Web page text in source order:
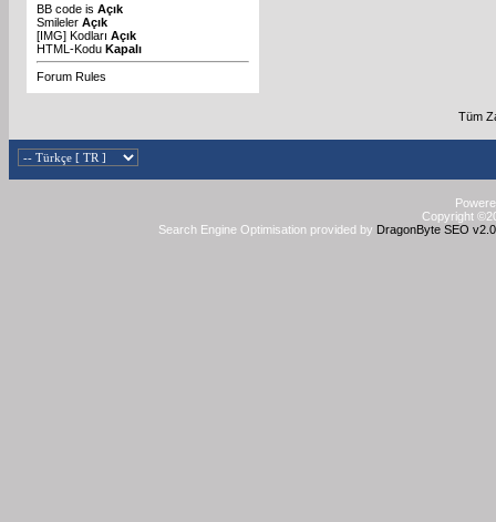
BB code is Açık
Smileler Açık
[IMG] Kodları Açık
HTML-Kodu Kapalı
Forum Rules
Tüm
Copyright
Search Engine Optimisation provided by DragonByte SEO